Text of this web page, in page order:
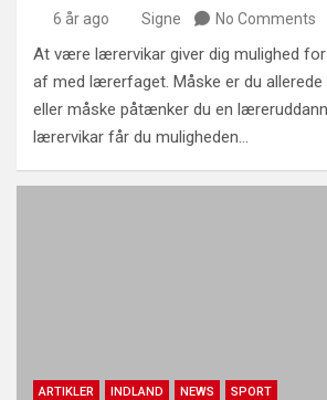
6 år ago Signe No Comments
At være lærervikar giver dig mulighed
af med lærerfaget. Måske er du
eller måske påtænker du en
lærervikar får du muligheden…
ARTIKLER INDLAND NEWS SPORT